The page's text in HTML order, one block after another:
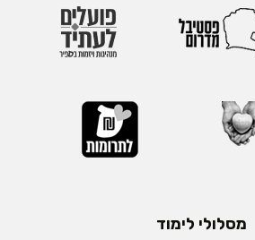
מסלולי לימוד